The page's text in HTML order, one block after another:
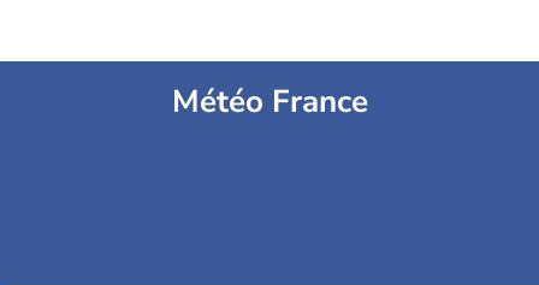
Météo France